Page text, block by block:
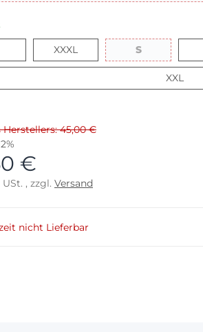
XXXL SS
XXL
Herstellers: 45,00 €
€
USt. , zzgl. Versand
nicht Lieferbar